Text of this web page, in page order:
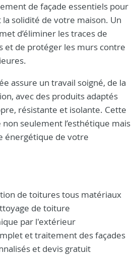
de façade essentiels pour
la solidité de votre maison. Un
d’éliminer les traces de
et de protéger les murs contre
assure un travail soigné, de la
avec des produits adaptés
résistante et isolante. Cette
seulement l’esthétique mais
énergétique de votre
de toitures tous matériaux
de toiture
par l'extérieur
et traitement des façades
et devis gratuit